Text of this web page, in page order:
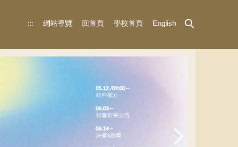
::: 網站導覽 回首頁 學校首頁 English